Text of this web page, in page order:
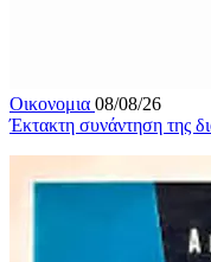
Οικονομια 08/08/26
Έκτακτη συνάντηση της